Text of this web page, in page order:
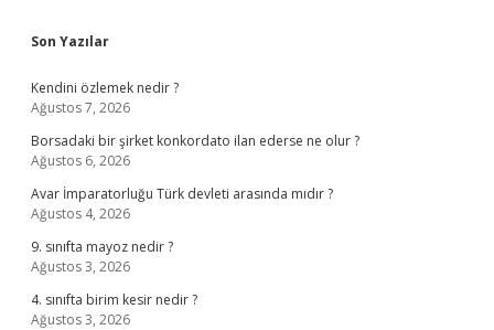
Sidebar
Son Yazılar
Kendini özlemek nedir ?
Ağustos 7, 2026
Borsadaki bir şirket konkordato ilan ederse ne olur ?
Ağustos 6, 2026
Avar İmparatorluğu Türk devleti arasında mıdır ?
Ağustos 4, 2026
9. sınıfta mayoz nedir ?
Ağustos 3, 2026
4. sınıfta birim kesir nedir ?
Ağustos 3, 2026